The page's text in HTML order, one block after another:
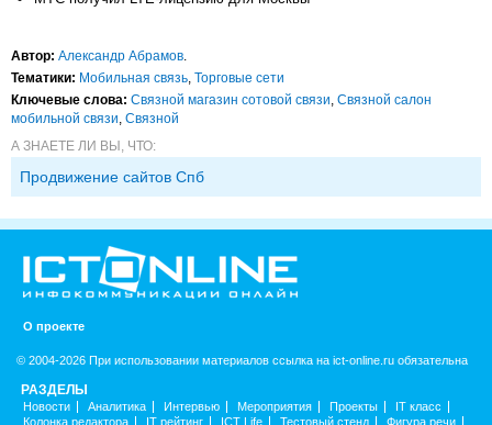
Автор: Александр Абрамов
Тематики: Мобильная связь Торговые сети
Ключевые слова: Связной магазин сотовой связи Связной салон
мобильной связи Связной
А ЗНАЕТЕ ЛИ ВЫ, ЧТО:
Продвижение сайтов Спб
О проекте
© 2004-2026 При использовании материалов ссылка на ict-online.ru обязательна
РАЗДЕЛЫ
Новости Аналитика Интервью Мероприятия Проекты
IT класс
Колонка редактора
IT рейтинг ICT Life Тестовый стенд Фигура речи